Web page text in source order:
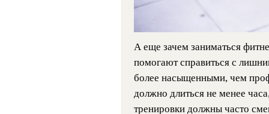
А еще зачем заниматься
помогают справиться с
более насыщенными, чем
должно длиться не менее
тренировки должны часто